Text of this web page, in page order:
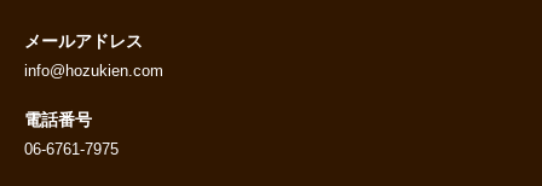
メールアドレス
info@hozukien.com
電話番号
06-6761-7975